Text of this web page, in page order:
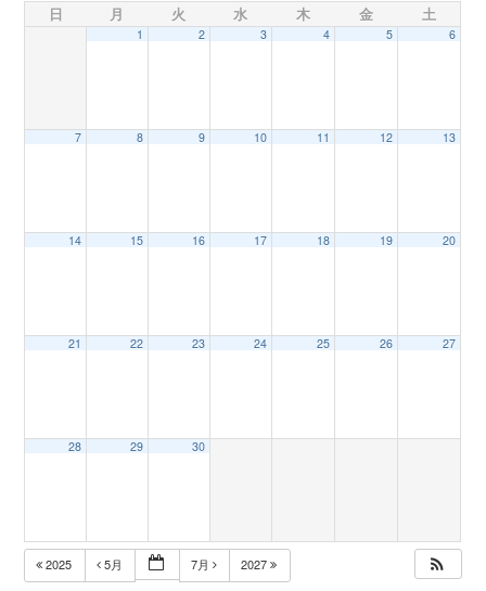
i
日 月 火 水 木 金 土
1 2 3 4 5 6
7 8 9 10 11 12 13
14 15 16 17 18 19 20
21 22 23 24 25 26 27
28 29 30
2025 5月 7月 2027